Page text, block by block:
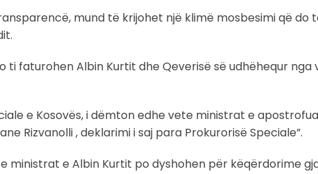
mund të krijohet një klimë mosbesimi që do
ti faturohen Albin Kurtit dhe Qeverisë së udhëhequr nga
e Kosovës, i dëmton edhe vete ministrat e
Rizvanolli , deklarimi i saj para Prokurorisë Speciale”.
ministrat e Albin Kurtit po dyshohen për këqërdorime